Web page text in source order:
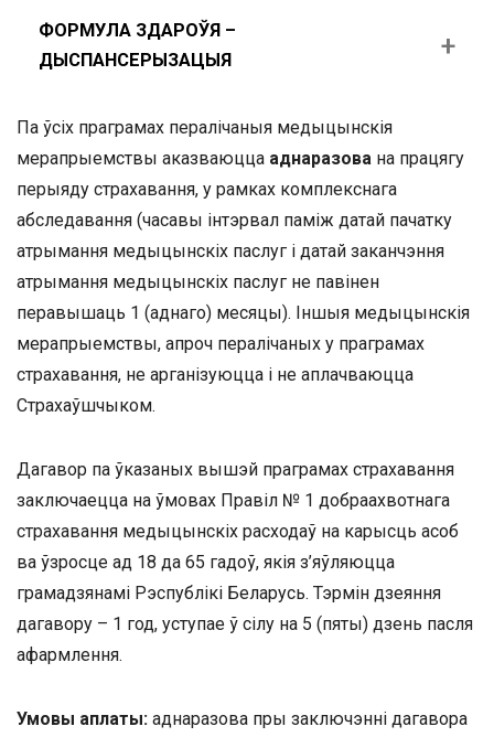
ФОРМУЛА ЗДАРОЎЯ –
ДЫСПАНСЕРЫЗАЦЫЯ
Па ўсіх праграмах пералічаныя медыцынскія
мерапрыемствы аказваюцца аднаразова на працягу
перыяду страхавання, у рамках комплекснага
абследавання (часавы інтэрвал паміж датай пачатку
атрымання медыцынскіх паслуг і датай заканчэння
атрымання медыцынскіх паслуг не павінен
перавышаць 1 (аднаго) месяцы). Іншыя медыцынскія
мерапрыемствы, апроч пералічаных у праграмах
страхавання, не арганізуюцца і не аплачваюцца
Страхаўшчыком.
Дагавор па ўказаных вышэй праграмах страхавання
заключаецца на ўмовах Правіл № 1 добраахвотнага
страхавання медыцынскіх расходаў на карысць асоб
ва ўзросце ад 18 да 65 гадоў, якія з’яўляюцца
грамадзянамі Рэспублікі Беларусь. Тэрмін дзеяння
дагавору – 1 год, уступае ў сілу на 5 (пяты) дзень пасля
афармлення.
Умовы аплаты: аднаразова пры заключэнні дагавора